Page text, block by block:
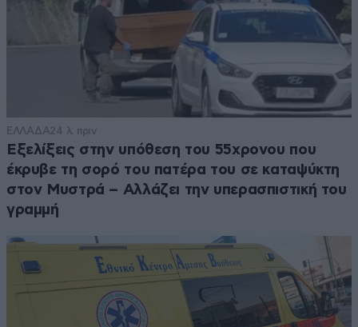
ΕΛΛΑΔΑ24 λ. πριν
Εξελίξεις στην υπόθεση του 55χρονου που
έκρυβε τη σορό του πατέρα του σε καταψύκτη
στον Μυστρά – Αλλάζει την υπερασπιστική του
γραμμή